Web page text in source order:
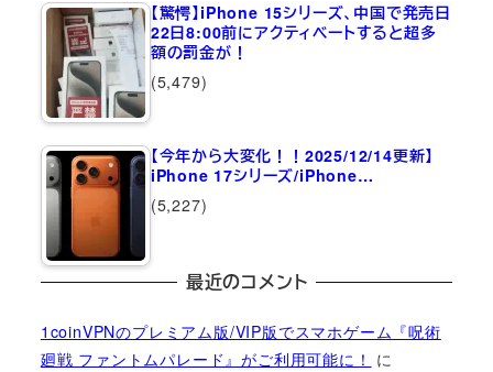
【驚愕】iPhone 15シリーズ、中国で発売日
22日8:00前にアクティベートすると超多
額の罰金が！
(5,479)
【今年から大変化！！2025/12/14更新】
iPhone 17シリーズ/iPhone…
(5,227)
最近のコメント
1coinVPNのプレミアム版/VIP版でスマホゲーム『呪術
廻戦 ファントムパレード』がご利用可能に！ に